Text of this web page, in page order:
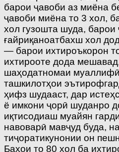
барои ҷавоби аз миёна
ҷавоби миёна то 3 хол,
хол гузошта шуда, барои
ғайриқаноатбахш хол
— барои ихтироъкорон
ихтирооте дода
шаҳодатномаи
ташкилотҳои
ҳифз шудааст, дар
ё имкони ҷорӣ шуданро
иқтисодиаш муайян
навоварӣ мавҷуд буда,
тиҷоратикунонии он
Баҳои то 80 хол ба